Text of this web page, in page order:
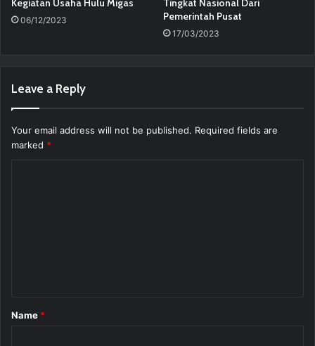
Kegiatan Usaha Hulu Migas
06/12/2023
Tingkat Nasional Dari
Pemerintah Pusat
17/03/2023
Leave a Reply
Your email address will not be published. Required fields are
marked *
*
Name *